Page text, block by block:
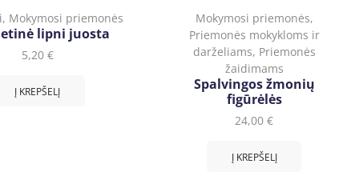
, Mokymosi priemonės
lipni juosta
5,20 €
Į KREPŠELĮ
Mokymosi priemonės,
Priemonės mokykloms ir
darželiams, Priemonės
žaidimams
Spalvingos žmonių
figūrėlės
24,00€
Į KREPŠELĮ